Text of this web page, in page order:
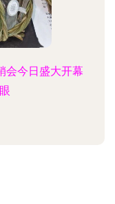
会今日盛大开幕